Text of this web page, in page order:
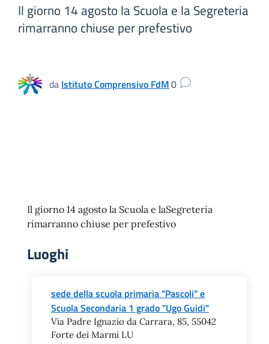
Il giorno 14 agosto la Scuola e la Segreteria
rimarranno chiuse per prefestivo
da Istituto Comprensivo FdM0
Il giorno 14 agosto la Scuola e laSegreteria
rimarranno chiuse per prefestivo
Luoghi
sede della scuola primaria "Pascoli" e
Scuola Secondaria 1 grado "Ugo Guidi"
Via Padre Ignazio da Carrara, 85, 55042
Forte dei Marmi LU